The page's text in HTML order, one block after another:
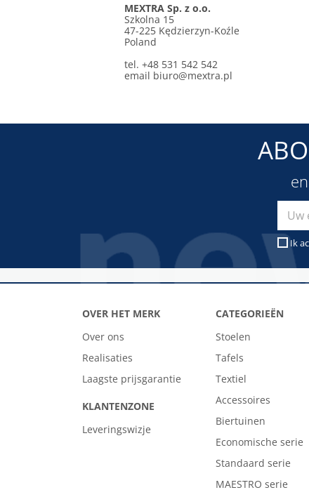
MEXTRA Sp. z o.o.
Szkolna 15
47-225 Kędzierzyn-Koźle
Poland
tel. +48 531 542 542
email biuro@mextra.pl
Ik
OVER HET MERK
Over ons
Realisaties
Laagste prijsgarantie
KLANTENZONE
Leveringswizje
CATEGORIEËN
Stoelen
Tafels
Textiel
Accessoires
Biertuinen
Economische serie
Standaard serie
MAESTRO serie